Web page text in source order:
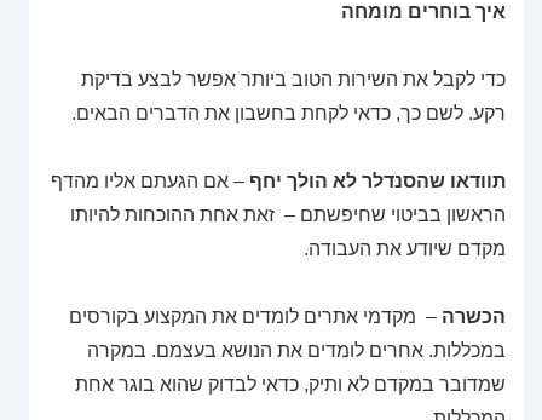
איך בוחרים מומחה
כדי לקבל את השירות הטוב ביותר אפשר לבצע בדיקת
רקע. לשם כך, כדאי לקחת בחשבון את הדברים הבאים.
תוודאו שהסנדלר לא הולך יחף – אם הגעתם אליו מהדף
הראשון בביטוי שחיפשתם – זאת אחת ההוכחות להיותו
מקדם שיודע את העבודה.
הכשרה – מקדמי אתרים לומדים את המקצוע בקורסים
במכללות. אחרים לומדים את הנושא בעצמם. במקרה
שמדובר במקדם לא ותיק, כדאי לבדוק שהוא בוגר אחת